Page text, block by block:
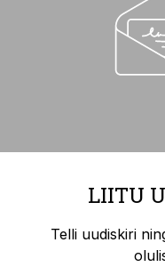
LIITU
Telli uudiskiri